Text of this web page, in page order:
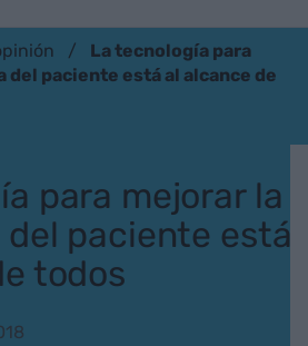
La tecnología para
del paciente está al alcance de
para mejorar la
paciente está
todos